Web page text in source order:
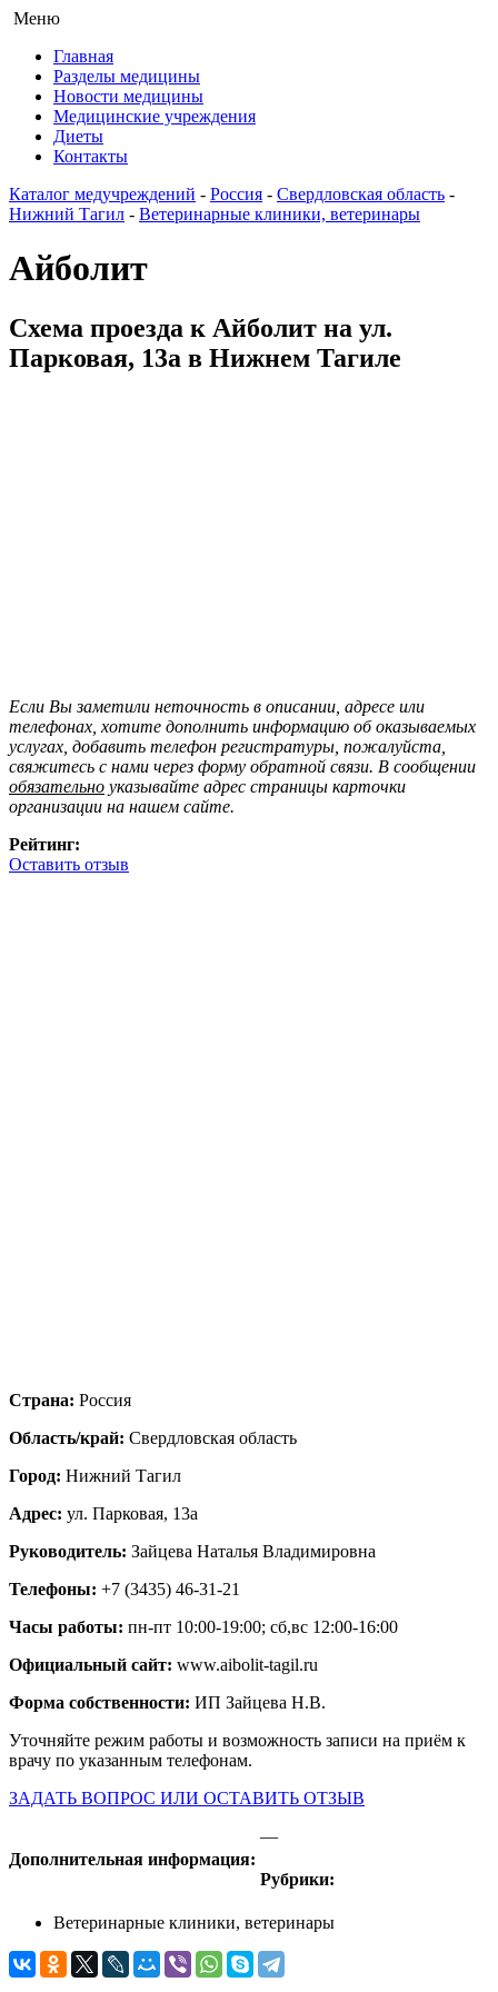
Меню
Главная
Разделы медицины
Новости медицины
Медицинские учреждения
Диеты
Контакты
Каталог медучреждений - Россия - Свердловская область -
Нижний Тагил - Ветеринарные клиники, ветеринары
Айболит
Схема проезда к Айболит на ул.
Парковая, 13а в Нижнем Тагиле
Если Вы заметили неточность в описании, адресе или
телефонах, хотите дополнить информацию об оказываемых
услугах, добавить телефон регистратуры, пожалуйста,
свяжитесь с нами через форму обратной связи. В сообщении
обязательно указывайте адрес страницы карточки
организации на нашем сайте.
Рейтинг:
Оставить отзыв
Страна: Россия
Область/край: Свердловская область
Город: Нижний Тагил
Адрес: ул. Парковая, 13а
Руководитель: Зайцева Наталья Владимировна
Телефоны: +7 (3435) 46-31-21
Часы работы: пн-пт 10:00-19:00; сб,вс 12:00-16:00
Официальный сайт: www.aibolit-tagil.ru
Форма собственности: ИП Зайцева Н.В.
Уточняйте режим работы и возможность записи на приём к
врачу по указанным телефонам.
ЗАДАТЬ ВОПРОС ИЛИ ОСТАВИТЬ ОТЗЫВ
Дополнительная информация:
—
Рубрики:
Ветеринарные клиники, ветеринары